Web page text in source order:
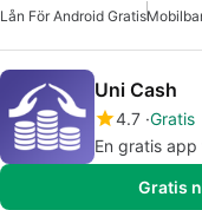
Lån För Android Gratis
Uni Cash
4.7 Gratis
En gratis
Gratis